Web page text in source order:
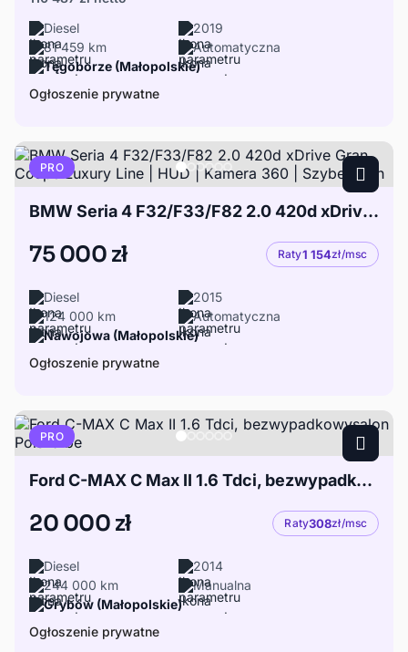
Diesel
2019
81 459 km
Automatyczna
Tęgoborze (Małopolskie)
Ogłoszenie prywatne
PRO
BMW Seria 4 F32/F33/F82 2.0 420d xDrive Gran Coupé Luxury Line | HUD | Kamera 360 | Szyberdach
75 000 zł Raty1 154zł/msc
Diesel
2015
124 000 km
Automatyczna
Nawojowa (Małopolskie)
Ogłoszenie prywatne
PRO
Ford C-MAX C Max II 1.6 Tdci, bezwypadkowysalon Polska be
20 000 zł Raty308zł/msc
Diesel
2014
244 000 km
Manualna
Grybów (Małopolskie)
Ogłoszenie prywatne